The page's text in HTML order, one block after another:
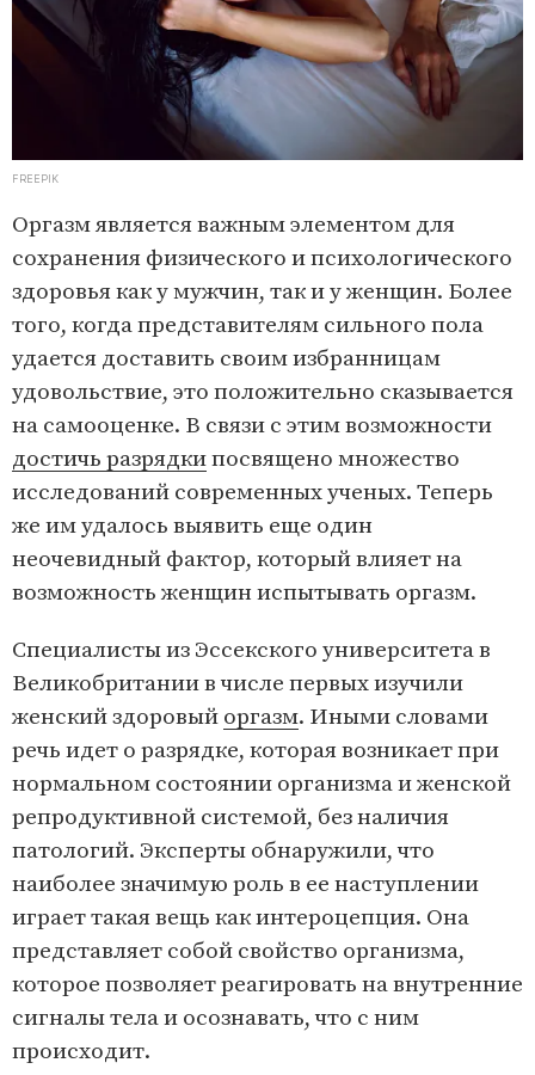
FREEPIK
Оргазм является важным элементом для
сохранения физического и психологического
здоровья как у мужчин, так и у женщин. Более
того, когда представителям сильного пола
удается доставить своим избранницам
удовольствие, это положительно сказывается
на самооценке. В связи с этим возможности
достичь разрядкипосвящено множество
исследований современных ученых. Теперь
же им удалось выявить еще один
неочевидный фактор, который влияет на
возможность женщин испытывать оргазм.
Специалисты из Эссекского университета в
Великобритании в числе первых изучили
женский здоровый оргазм. Иными словами
речь идет о разрядке, которая возникает при
нормальном состоянии организма и женской
репродуктивной системой, без наличия
патологий. Эксперты обнаружили, что
наиболее значимую роль в ее наступлении
играет такая вещь как интероцепция. Она
представляет собой свойство организма,
которое позволяет реагировать на внутренние
сигналы тела и осознавать, что с ним
происходит.